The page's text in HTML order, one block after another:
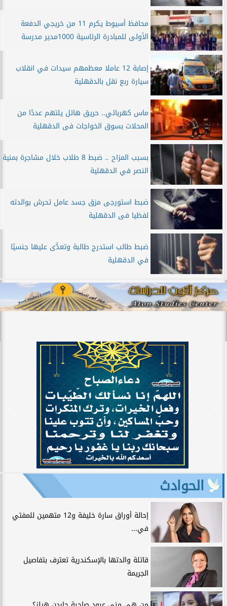
محافظ أسيوط يكرم 11 من خريجي الدفعة
الأولى للمبادرة الرئاسية 1000مدير مدرسة
إصابة 12 عاملا معظمهم سيدات في انقلاب
سيارة ربع نقل بالدقهلية
ماس كهربائي.. حريق هائل يلتهم عددًا من
المحلات بسوق الخواجات فى الدقهلية
بسبب المزاح .. ضبط 8 طلاب خلال مشاجرة بمنية
النصر في الدقهلية
ضبط استورجى مزق جسد عامل تحرش بوالدته
لفظيا فى الدقهلية
ضبط طالب استدرج طالبة وتعدَّى عليها جنسيًا
في الدقهلية
الحوادث
إحالة أوراق سارة خليفة و12 متهمين للمفتي
في...
قاتلة والدتها بالإسكندرية تعترف بتفاصيل
الجريمة